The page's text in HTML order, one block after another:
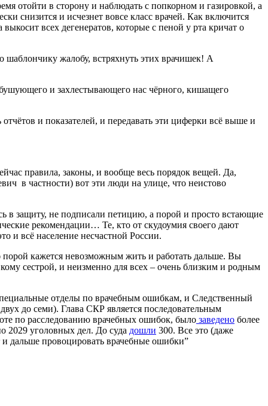
отойти в сторону и наблюдать с попкорном и газировкой, а
снизится и исчезнет вовсе класс врачей. Как включится
всех дегенератов, которые с пеной у рта кричат о
шаблончику жалобу, встряхнуть этих врачишек! А
и захлестывающего нас чёрного, кишащего
и показателей, и передавать эти циферки всё выше и
правила, законы, и вообще весь порядок вещей. Да,
в частности) вот эти люди на улице, что неистово
в защиту, не подписали петицию, а порой и просто встающие
рекомендации… Те, кто от скудоумия своего дают
и всё население несчастной России.
кажется невозможным жить и работать дальше. Вы
сестрой, и неизменно для всех – очень близким и родным
отделы по врачебным ошибкам, и Следственный
до семи). Глава СКР является последовательным
по расследованию врачебных ошибок, было заведено более
2029 уголовных дел. До суда дошли 300. Все это (даже
дальше провоцировать врачебные ошибки”